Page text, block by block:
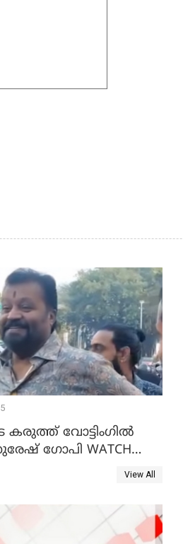
കരുത്ത് വോട്ടിംഗില്‍
ഗോപി WATCH
View All